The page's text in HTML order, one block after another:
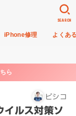
iPhone修理 よくあ
SEARCH
ら
ピシコ
イルス対策ソ